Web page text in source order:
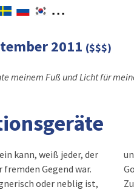
2011 ($$$)
meinem Fuß und Licht für
kann, weiß jeder, der
Gegend war.
oder neblig ist,